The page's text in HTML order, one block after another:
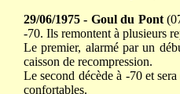
29/06/1975 - Goul du Pont
-70. Ils remontent à plusieurs
Le premier, alarmé par un
caisson de recompression.
Le second décède à -70 et
confortables.